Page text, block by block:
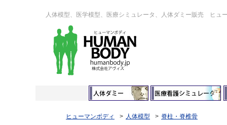
人体模型、医学模型、医療シミュレータ、人体ダミー販売 ヒュ
ヒューマンボディ 人体模型 脊柱・脊椎骨